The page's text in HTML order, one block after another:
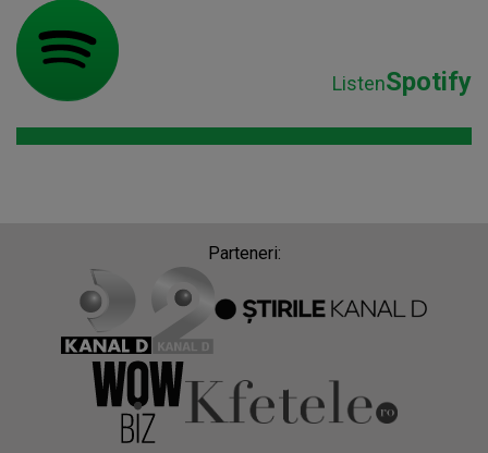
ListenSpotify
Parteneri: